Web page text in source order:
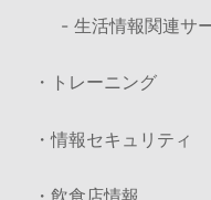
- 生活情報関連サ
・トレーニング
・情報セキュリティ